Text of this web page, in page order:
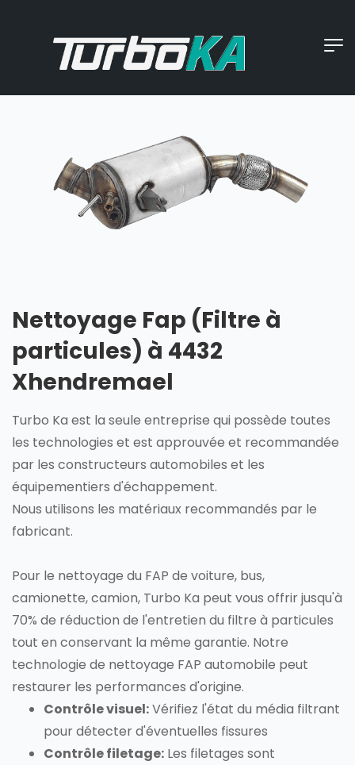
Nettoyage Fap (Filtre à
particules) à 4432
Xhendremael
Turbo Ka est la seule entreprise qui possède toutes
les technologies et est approuvée et recommandée
par les constructeurs automobiles et les
équipementiers d'échappement.
Nous utilisons les matériaux recommandés par le
fabricant.
Pour le nettoyage du FAP de voiture, bus,
camionette, camion, Turbo Ka peut vous offrir jusqu'à
70% de réduction de l'entretien du filtre à particules
tout en conservant la même garantie. Notre
technologie de nettoyage FAP automobile peut
restaurer les performances d'origine.
Contrôle visuel:Vérifiez l'état du média filtrant
pour détecter d'éventuelles fissures
Contrôle filetage: Les filetages sont